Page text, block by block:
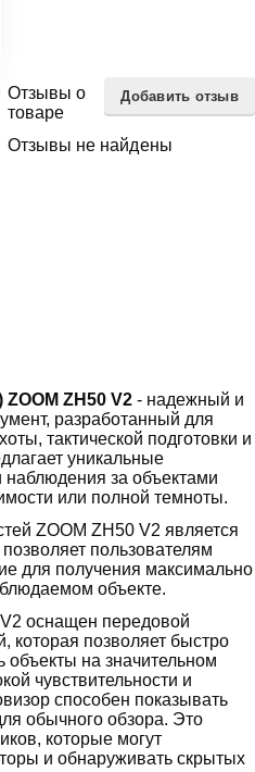
Отзывы о
товаре
Добавить отзыв
Отзывы не найдены
ZH50 V2 - надежный и
разработанный для
тактической подготовки и
уникальные
за объектами
или полной темноты.
ZOOM ZH50 V2 является
пользователям
для получения максимально
объекте.
оснащен передовой
которая позволяет быстро
объекты на значительном
чувствительности и
способен показывать
обычного обзора. Это
которые могут
и обнаруживать скрытых